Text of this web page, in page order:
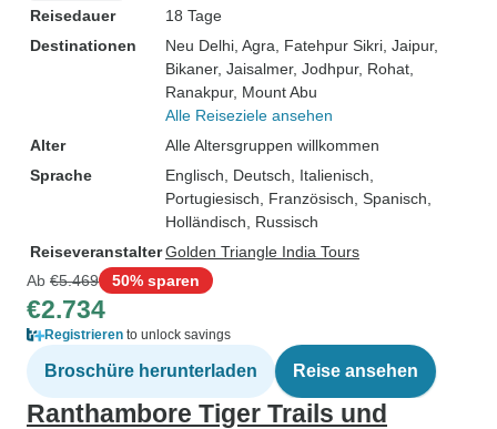
Reisedauer
18 Tage
Destinationen
Neu Delhi , Agra , Fatehpur Sikri , Jaipur,
Bikaner, Jaisalmer, Jodhpur, Rohat
Ranakpur, Mount Abu
Alle Reiseziele ansehen
Alter
Alle Altersgruppen willkommen
Sprache
Englisch, Deutsch, Italienisch,
Portugiesisch, Französisch, Spanisch,
Holländisch, Russisch
ReiseveranstalterGolden Triangle India Tours
Ab €5.469 50% sparen
€2.734
Registrieren to unlock savings
Broschüre herunterladen Reise ansehen
Ranthambore Tiger Trails und